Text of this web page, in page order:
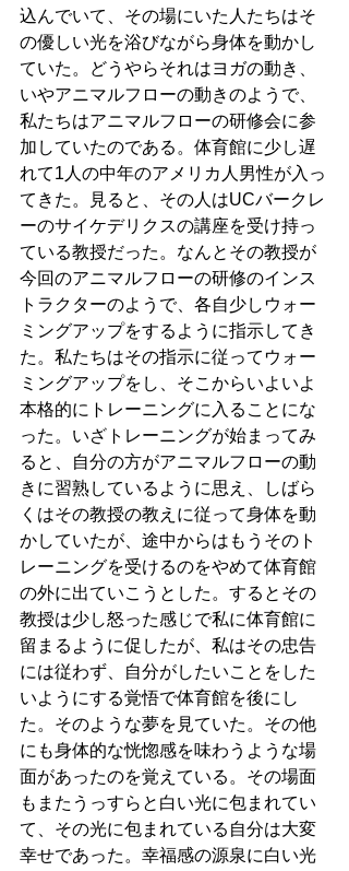
込んでいて、その場にいた人たちはそ
の優しい光を浴びながら身体を動かし
ていた。どうやらそれはヨガの動き、
いやアニマルフローの動きのようで、
私たちはアニマルフローの研修会に参
加していたのである。体育館に少し遅
れて1人の中年のアメリカ人男性が入っ
てきた。見ると、その人はUCバークレ
ーのサイケデリクスの講座を受け持っ
ている教授だった。なんとその教授が
今回のアニマルフローの研修のインス
トラクターのようで、各自少しウォー
ミングアップをするように指示してき
た。私たちはその指示に従ってウォー
ミングアップをし、そこからいよいよ
本格的にトレーニングに入ることにな
った。いざトレーニングが始まってみ
ると、自分の方がアニマルフローの動
きに習熟しているように思え、しばら
くはその教授の教えに従って身体を動
かしていたが、途中からはもうそのト
レーニングを受けるのをやめて体育館
の外に出ていこうとした。するとその
教授は少し怒った感じで私に体育館に
留まるように促したが、私はその忠告
には従わず、自分がしたいことをした
いようにする覚悟で体育館を後にし
た。そのような夢を見ていた。その他
にも身体的な恍惚感を味わうような場
面があったのを覚えている。その場面
もまたうっすらと白い光に包まれてい
て、その光に包まれている自分は大変
幸せであった。幸福感の源泉に白い光